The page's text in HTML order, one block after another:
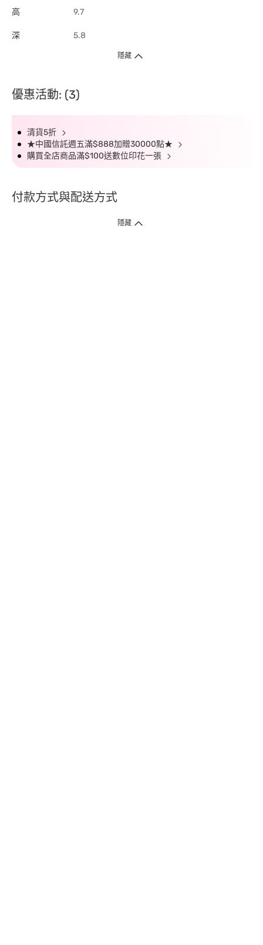
高 9.7
深 5.8
隱藏
優惠活動: (3)
清貨5折
★中國信託週五滿$888加贈30000點★
購買全店商品滿$100送數位印花一張
付款方式與配送方式
隱藏